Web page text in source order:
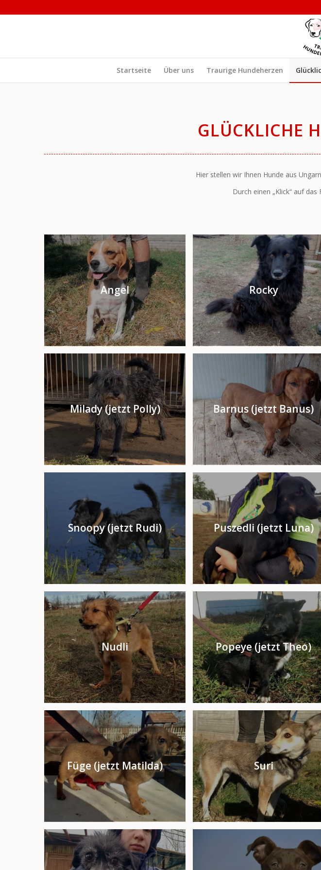
Startseite Über uns Traurige Hundeherzen
GLÜCKLICHE
Hier stellen wir Ihnen Hunde aus
Durch einen „Klick“ auf
Angel Rocky
Milady (jetzt Polly) Barnus (jetzt Banus)
Snoopy (jetzt Rudi) Puszedli (jetzt Luna)
Nudli Popeye (jetzt Theo)
Füge (jetzt Matilda) Suri